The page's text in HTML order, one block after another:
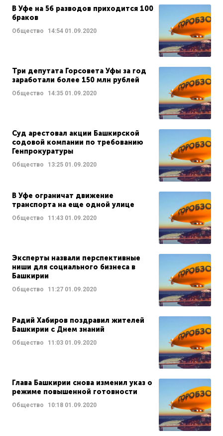
В Уфе на 56 разводов приходится 100
браков
Общество 14:54 01.09.2020
Три депутата Горсовета Уфы за год
заработали более 150 млн рублей
Общество 14:35 01.09.2020
Суд арестовал акции Башкирской
содовой компании по требованию
Генпрокуратуры
Общество 13:25 01.09.2020
В Уфе ограничат движение
транспорта на еще одной улице
Общество 11:43 01.09.2020
Эксперты назвали перспективные
ниши для социального бизнеса в
Башкирии
Общество 11:27 01.09.2020
Радий Хабиров поздравил жителей
Башкирии с Днем знаний
Общество 11:03 01.09.2020
Глава Башкирии снова изменил указ о
режиме повышенной готовности
Общество 10:18 01.09.2020